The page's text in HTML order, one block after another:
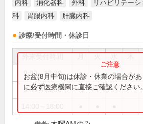
内科 消化器科 外科 リハビリテー
科
胃腸内科 肝臓内科
診療/受付時間・休診日
9:00～12:30 ● ● ● ●
9:00～13:00
お盆(8月中旬)は休診・休業の場合が
に必ず医療機関に直接ご確認ください。